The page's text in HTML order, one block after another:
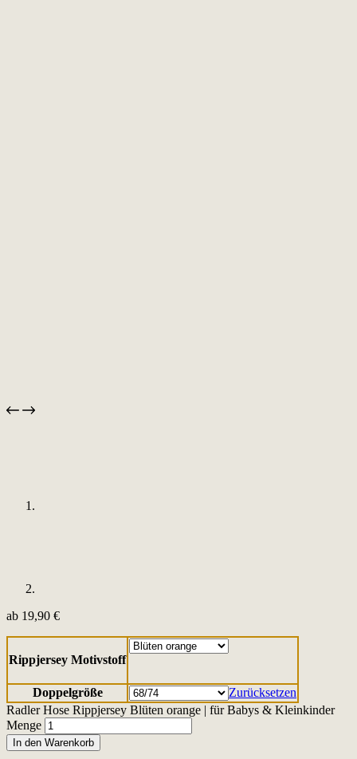
ab 19,90 €
Rippjersey Motivstoff
Doppelgröße
Zurücksetzen
Radler Hose Rippjersey Blüten orange | für Babys & Kleinkinder
Menge
In den Warenkorb